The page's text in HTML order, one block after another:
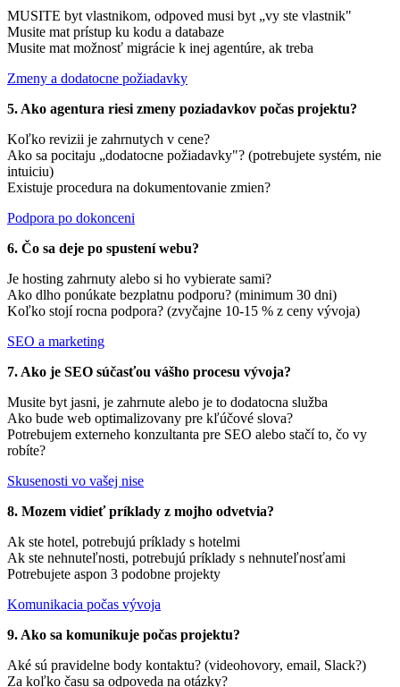
MUSITE byt vlastnikom, odpoved musi byt „vy ste vlastnik"
Musite mat prístup ku kodu a databaze
Musite mat možnosť migrácie k inej agentúre, ak treba
Zmeny a dodatocne požiadavky
5. Ako agentura riesi zmeny poziadavkov počas projektu?
Koľko revizii je zahrnutych v cene?
Ako sa pocitaju „dodatocne požiadavky"? (potrebujete systém, nie
intuiciu)
Existuje procedura na dokumentovanie zmien?
Podpora po dokonceni
6. Čo sa deje po spustení webu?
Je hosting zahrnuty alebo si ho vybierate sami?
Ako dlho ponúkate bezplatnu podporu? (minimum 30 dni)
Koľko stojí rocna podpora? (zvyčajne 10-15 % z ceny vývoja)
SEO a marketing
7. Ako je SEO súčasťou vášho procesu vývoja?
Musite byt jasni, je zahrnute alebo je to dodatocna služba
Ako bude web optimalizovany pre kľúčové slova?
Potrebujem externeho konzultanta pre SEO alebo stačí to, čo vy
robíte?
Skusenosti vo vašej nise
8. Mozem vidieť príklady z mojho odvetvia?
Ak ste hotel, potrebujú príklady s hotelmi
Ak ste nehnuteľnosti, potrebujú príklady s nehnuteľnosťami
Potrebujete aspon 3 podobne projekty
Komunikacia počas vývoja
9. Ako sa komunikuje počas projektu?
Aké sú pravidelne body kontaktu? (videohovory, email, Slack?)
Za koľko času sa odpoveda na otázky?